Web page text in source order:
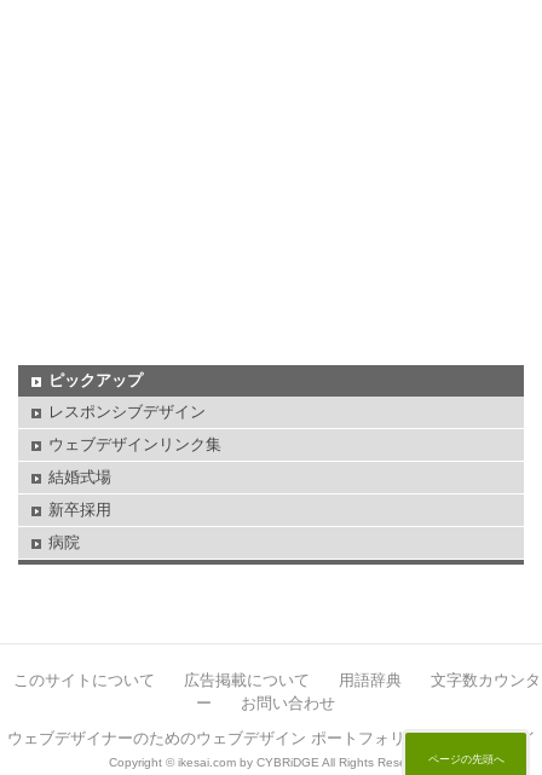
ピックアップ
レスポンシブデザイン
ウェブデザインリンク集
結婚式場
新卒採用
病院
ページの先頭へ
このサイトについて 広告掲載について 用語辞典
文字数カウンタ
ー
お問い合わせ
ウェブデザイナーのためのウェブデザイン ポートフォリオサイト イケサイ
Copyright © ikesai.com by CYBRiDGE All Rights Reserved.